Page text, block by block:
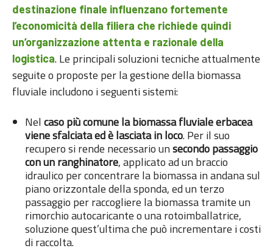
destinazione finale influenzano fortemente
l’economicità della filiera che richiede quindi
un’organizzazione attenta e razionale della
logistica. Le principali soluzioni tecniche attualmente
seguite o proposte per la gestione della biomassa
fluviale includono i seguenti sistemi:
Nelcaso più comune la biomassa fluviale erbacea
viene sfalciata ed è lasciata in loco. Per il suo
recupero si rende necessario unsecondo passaggio
con un ranghinatore, applicato ad un braccio
idraulico per concentrare la biomassa in andana sul
piano orizzontale della sponda, ed un terzo
passaggio per raccogliere la biomassa tramite un
rimorchio autocaricante o una rotoimballatrice,
soluzione quest’ultima che può incrementare i costi
di raccolta.